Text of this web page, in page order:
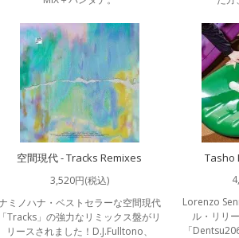
空間現代 - Tracks Remixes
3,520円(税込)
ミノハナ・ベストセラーな空間現代
「Tracks」の強力なリミックス盤がリ
リースされました！D.J.Fulltono、
Tasho
Lorenzo
ル・リリ
「